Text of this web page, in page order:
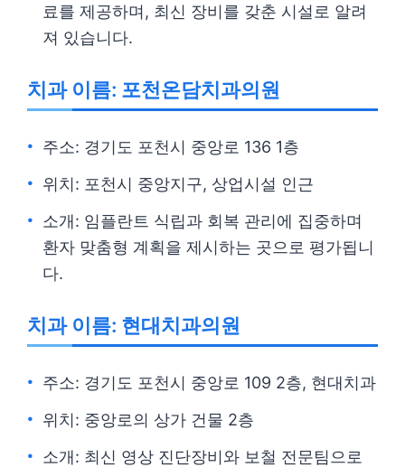
료를 제공하며, 최신 장비를 갖춘 시설로 알려
져 있습니다.
치과 이름: 포천온담치과의원
주소: 경기도 포천시 중앙로 136 1층
위치: 포천시 중앙지구, 상업시설 인근
소개: 임플란트 식립과 회복 관리에 집중하며
환자 맞춤형 계획을 제시하는 곳으로 평가됩니
다.
치과 이름: 현대치과의원
주소: 경기도 포천시 중앙로 109 2층, 현대치과
위치: 중앙로의 상가 건물 2층
소개: 최신 영상 진단장비와 보철 전문팀으로